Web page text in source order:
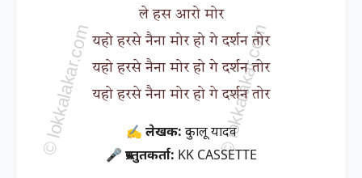
ले हस आरो मोर
यहो हरसे नैना मोर हो गे दर्शन तोर
यहो हरसे नैना मोर हो गे दर्शन तोर
यहो हरसे नैना मोर हो गे दर्शन तोर
✍ लेखक: दुकालू यादव
🎤 प्रस्तुतकर्ता: KK CASSETTE